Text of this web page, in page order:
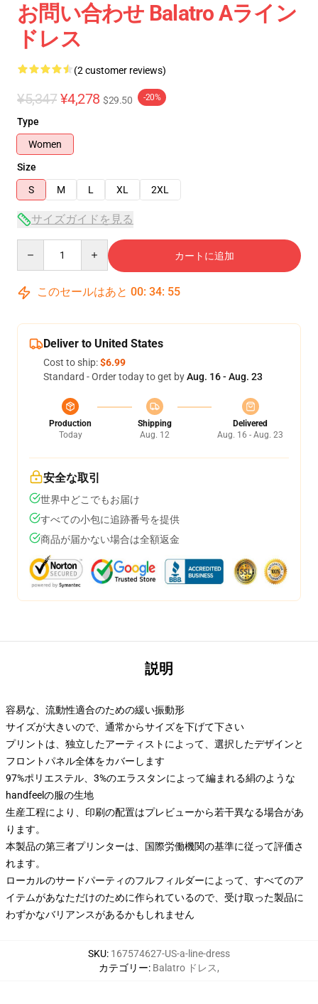
お問い合わせ Balatro Aライン
ドレス
(2 customer reviews)
¥5,347 ¥4,278 $29.50 -20%
Type
Women
Size
S
M L XL 2XL
サイズガイドを見る
カートに追加
このセールはあと 00: 34: 54
Deliver to United States
Cost to ship:$6.99
Standard - Order today to get byAug. 16 - Aug. 23
Production
Today
Shipping
Aug. 12
Delivered
Aug. 16 - Aug. 23
安全な取引
世界中どこでもお届け
すべての小包に追跡番号を提供
商品が届かない場合は全額返金
説明
容易な、流動性適合のための緩い振動形
サイズが大きいので、通常からサイズを下げて下さい
プリントは、独立したアーティストによって、選択したデザインと
フロントパネル全体をカバーします
97%ポリエステル、3%のエラスタンによって編まれる絹のような
handfeelの服の生地
生産工程により、印刷の配置はプレビューから若干異なる場合があ
ります。
本製品の第三者プリンターは、国際労働機関の基準に従って評価さ
れます。
ローカルのサードパーティのフルフィルダーによって、すべてのア
イテムがあなただけのために作られているので、受け取った製品に
わずかなバリアンスがあるかもしれません
SKU: 167574627-US-a-line-dress
カテゴリー: Balatro ドレス,